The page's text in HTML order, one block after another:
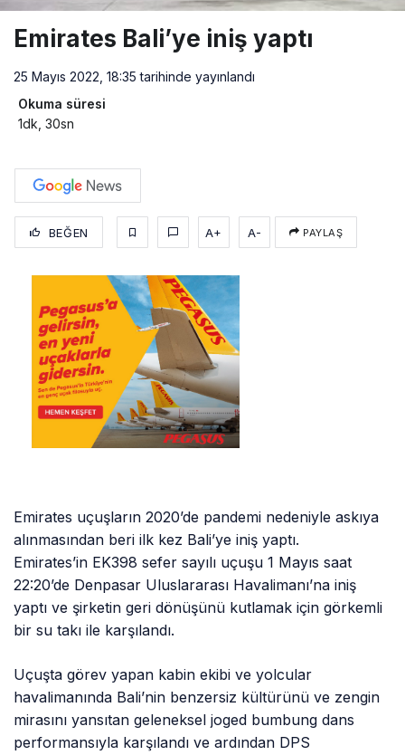
Emirates Bali’ye iniş yaptı
25 Mayıs 2022, 18:35 tarihinde yayınlandı
Okuma süresi
1dk, 30sn
BEĞEN A+ A- PAYLAŞ
Emirates uçuşların 2020’de pandemi nedeniyle askıya
alınmasından beri ilk kez Bali’ye iniş yaptı.
Emirates’in EK398 sefer sayılı uçuşu 1 Mayıs saat
22:20’de Denpasar Uluslararası Havalimanı’na iniş
yaptı ve şirketin geri dönüşünü kutlamak için görkemli
bir su takı ile karşılandı.
Uçuşta görev yapan kabin ekibi ve yolcular
havalimanında Bali’nin benzersiz kültürünü ve zengin
mirasını yansıtan geleneksel joged bumbung dans
performansıyla karşılandı ve ardından DPS